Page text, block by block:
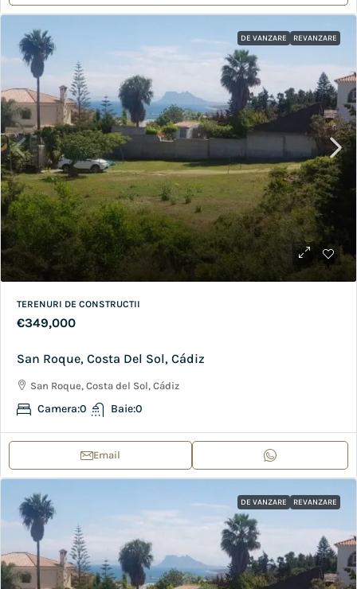
DE VANZARE REVANZARE
TERENURI DE CONSTRUCTII
€349,000
San Roque, Costa Del Sol, Cádiz
San Roque, Costa del Sol, Cádiz
Camera:0 Baie:0
Email
DE VANZARE REVANZARE